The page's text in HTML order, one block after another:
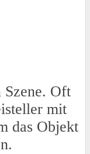
Szene. Oft
mit
das Objekt